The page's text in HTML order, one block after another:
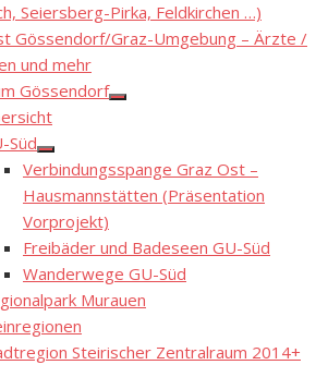
Seiersberg-Pirka, Feldkirchen …)
Gössendorf/Graz-Umgebung – Ärzte /
und mehr
Gössendorf
Show
Süd
Show
sub
menu
Verbindungsspange Graz Ost –
Hausmannstätten (Präsentation
Vorprojekt)
Freibäder und Badeseen GU-Süd
Wanderwege GU-Süd
Murauen
Steirischer Zentralraum 2014+